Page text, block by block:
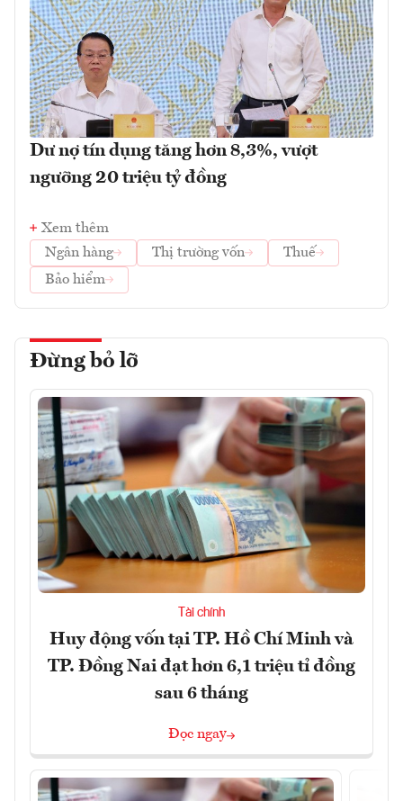
Dư nợ tín dụng tăng hơn 8,3%, vượt
ngưỡng 20 triệu tỷ đồng
Xem thêm
Ngân hàng
Thị trường vốn
Thuế
Bảo hiểm
Đừng bỏ lỡ
Tài chính
Huy động vốn tại TP. Hồ Chí Minh và
TP. Đồng Nai đạt hơn 6,1 triệu tỉ đồng
sau 6 tháng
Đọc ngay